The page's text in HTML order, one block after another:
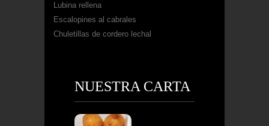
Lubina rellena
Escalopines al cabrales
Chuletillas de cordero lechal
NUESTRA CARTA